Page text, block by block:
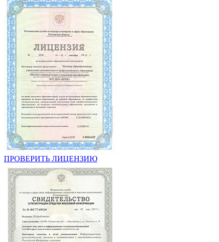
ПРОВЕРИТЬ ЛИЦЕНЗИЮ